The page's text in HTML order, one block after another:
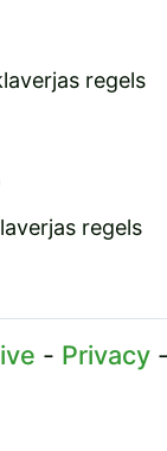
regels
regels
- Privacy